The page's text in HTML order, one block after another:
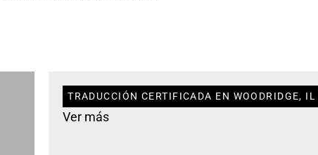
TRADUCCIÓN CERTIFICADA EN WOODRIDGE, IL
Ver más